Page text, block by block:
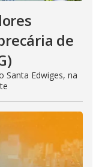
de
Santa Edwiges, na